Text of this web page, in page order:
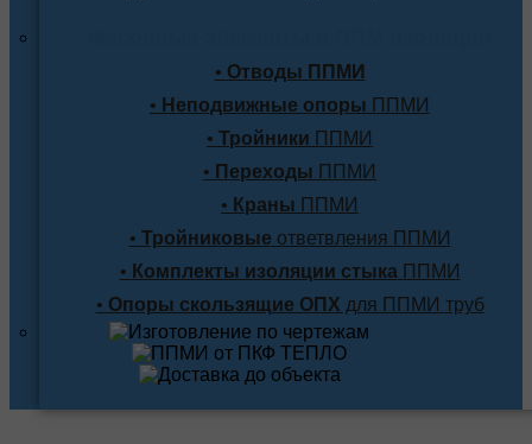
• Отводы ППМИ
• Неподвижные опоры ППМИ
• Тройники ППМИ
• Переходы ППМИ
• Краны ППМИ
• Тройниковые ответвления ППМИ
• Комплекты изоляции стыкаППМИ
• Опоры скользящие ОПХ для ППМИ труб